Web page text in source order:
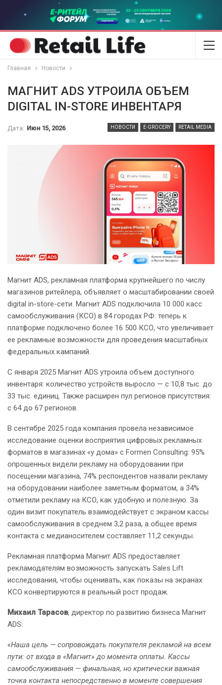
Главная Новости
МАГНИТ ADS УТРОИЛА ОБЪЕМ
DIGITAL IN-STORE ИНВЕНТАРЯ
НОВОСТИ E-GROCERY RETAIL MEDIA
Дата: Июн 15, 2026
Магнит ADS, рекламная платформа крупнейшего по числу
магазинов ритейлера, объявляет о масштабировании своей
digital in-store-сети. Магнит ADS подключила 10 000 касс
самообслуживания (КСО) в 84 городах РФ: теперь к
платформе подключено более 16 500 КСО, что увеличивает
ее рекламные возможности для проведения масштабных
федеральных кампаний.
С января 2025 Магнит ADS утроила объем доступного
инвентаря: количество устройств выросло — с 10,8 тыс. до
33 тыс. единиц. Также расширен пул регионов присутствия:
с 64 до 67 регионов.
В сентябре 2025 года компания провела независимое
исследование оценки восприятия цифровых рекламных
форматов в магазинах «у дома» с Formen Consulting: 95%
опрошенных видели рекламу на оборудовании при
посещении магазина, 74% респондентов назвали рекламу
на оборудовании наиболее заметным форматом, а 34%
отметили рекламу на КСО, как удобную и полезную. За
один визит покупатель взаимодействует с экраном кассы
самообслуживания в среднем 3,2 раза, а общее время
контакта с медианосителем составляет 11,2 секунды.
Рекламная платформа Магнит ADS предоставляет
рекламодателям возможность запускать Sales Lift
исследования, чтобы оценивать, как показы на экранах
КСО конвертируются в реальный рост продаж.
Михаил Тарасов, директор по развитию бизнеса Магнит
ADS:
«Наша цель — сопровождать покупателя рекламой на всем
пути: от входа в «Магнит» до момента оплаты. Кассы
самообслуживания — финальная, но критически важная
точка контакта непосредственно в моменте совершения